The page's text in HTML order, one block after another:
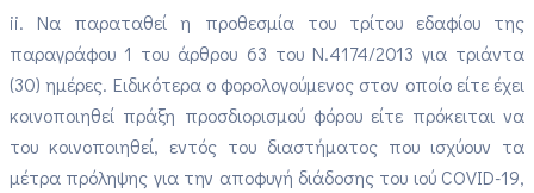
ii. Να παραταθεί η προθεσμία του τρίτου εδαφίου της
παραγράφου 1 του άρθρου 63 του Ν.4174/2013 για τριάντα
(30) ημέρες. Ειδικότερα ο φορολογούμενος στον οποίο είτε έχει
κοινοποιηθεί πράξη προσδιορισμού φόρου είτε πρόκειται να
του κοινοποιηθεί, εντός του διαστήματος που ισχύουν τα
μέτρα πρόληψης για την αποφυγή διάδοσης του ιού COVID-19,